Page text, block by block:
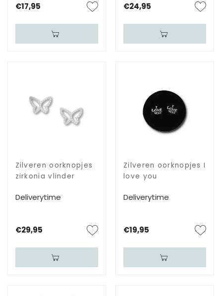
€17,95 €24,95
Zilveren oorknopjes
zirkonia vlinder
Deliverytime
€29,95
Zilveren oorknopjes I
love you
Deliverytime
€19,95